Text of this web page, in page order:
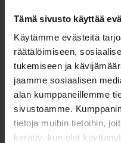
Tämä sivusto käyttää
Käytämme evästeitä
räätälöimiseen,
tukemiseen ja
jaamme sosiaalisen
alan kumppaneillemme
sivustoamme.
tietoja muihin tietoihin,
kerätty, kun olet
eli hedelmäsokeri on
marjoissa ja kasviksissa
hieman makeampaa
Fruktoosi on tavallisen
Katsomonosakkaridija